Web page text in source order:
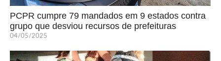
PCPR cumpre 79 mandados em 9 estados contra
grupo que desviou recursos de prefeituras
04/05/2025